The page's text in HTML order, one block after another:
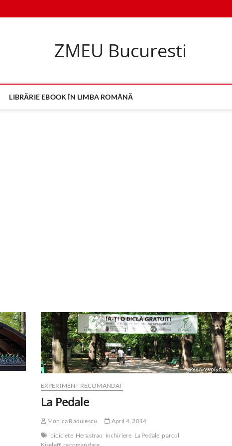
ZMEU Bucuresti
LIBRĂRIE EBOOK ÎN LIMBA ROMÂNĂ
EXPERIMENT RECOMANDAT
La Pedale
Monica Radulescu
April 4, 2014
biciclete Herastrau închiriere La Pedale parcul